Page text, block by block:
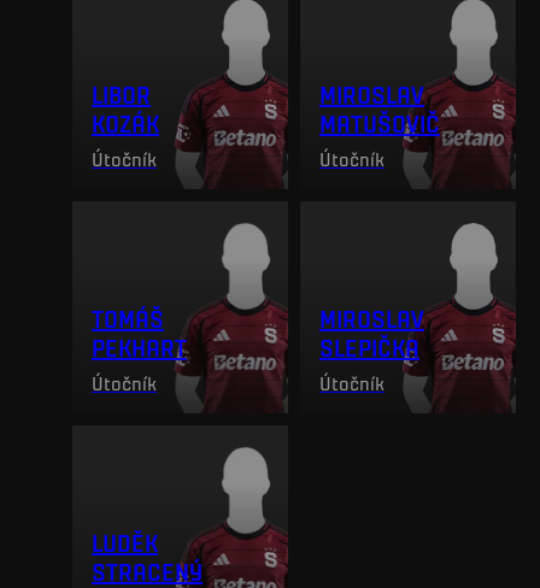
LIBOR
KOZÁK
Útočník
MIROSLAV
MATUŠOVIČ
Útočník
TOMÁŠ
PEKHART
Útočník
MIROSLAV
SLEPIČKA
Útočník
LUDĚK
STRACENÝ